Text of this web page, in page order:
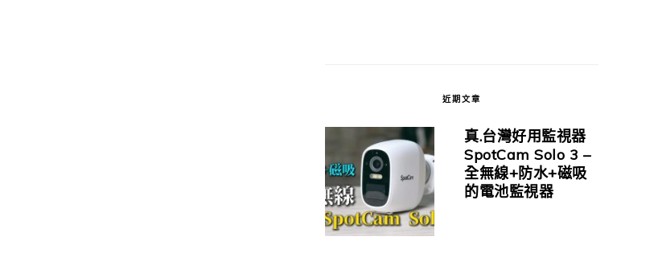
近期文章
真.台灣好用監視器
SpotCam Solo 3 –
全無線+防水+磁吸
的電池監視器